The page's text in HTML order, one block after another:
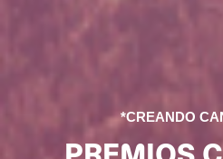
*CREANDO